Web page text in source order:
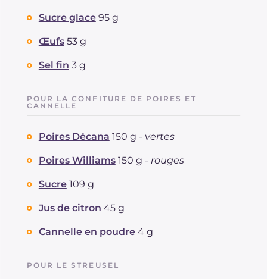
Sucre glace 95 g
Œufs 53 g
Sel fin 3 g
POUR LA CONFITURE DE POIRES ET
CANNELLE
Poires Décana 150 g - vertes
Poires Williams 150 g - rouges
Sucre 109 g
Jus de citron 45 g
Cannelle en poudre 4 g
POUR LE STREUSEL